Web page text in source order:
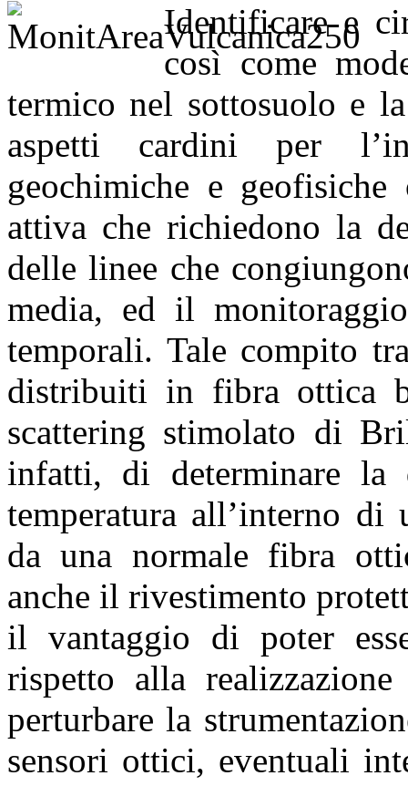
Identificare e
così come
termico nel sottosuolo e
aspetti cardini per
geochimiche e
attiva che richiedono la
delle linee che
media, ed il
temporali. Tale compito
distribuiti in fibra ottica
scattering stimolato di
infatti, di determinare la
temperatura all’interno di
da una normale fibra
anche il rivestimento
il vantaggio di poter
rispetto alla
perturbare la
sensori ottici, eventuali